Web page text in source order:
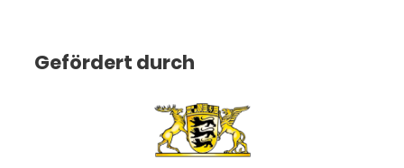
Gefördert durch